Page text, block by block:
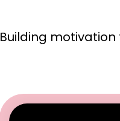
Building